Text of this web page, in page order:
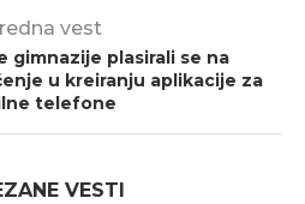
vest
gimnazije plasirali se na
u kreiranju aplikacije za
telefone
VESTI